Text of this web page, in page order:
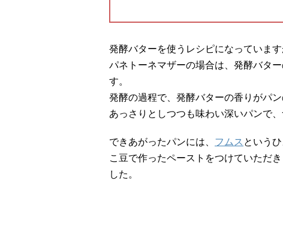
発酵バターを使うレシピになっていま
パネトーネマザーの場合は、発酵バタ
す。
発酵の過程で、発酵バターの香りがパ
あっさりとしつつも味わい深いパンで
できあがったパンには、 フムス というひ
こ豆で作ったペーストをつけていただき
した。